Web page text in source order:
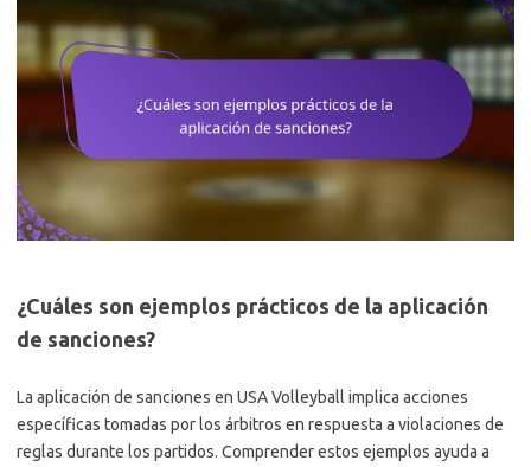
¿Cuáles son ejemplos prácticos de la aplicación
de sanciones?
La aplicación de sanciones en USA Volleyball implica acciones
específicas tomadas por los árbitros en respuesta a violaciones de
reglas durante los partidos. Comprender estos ejemplos ayuda a